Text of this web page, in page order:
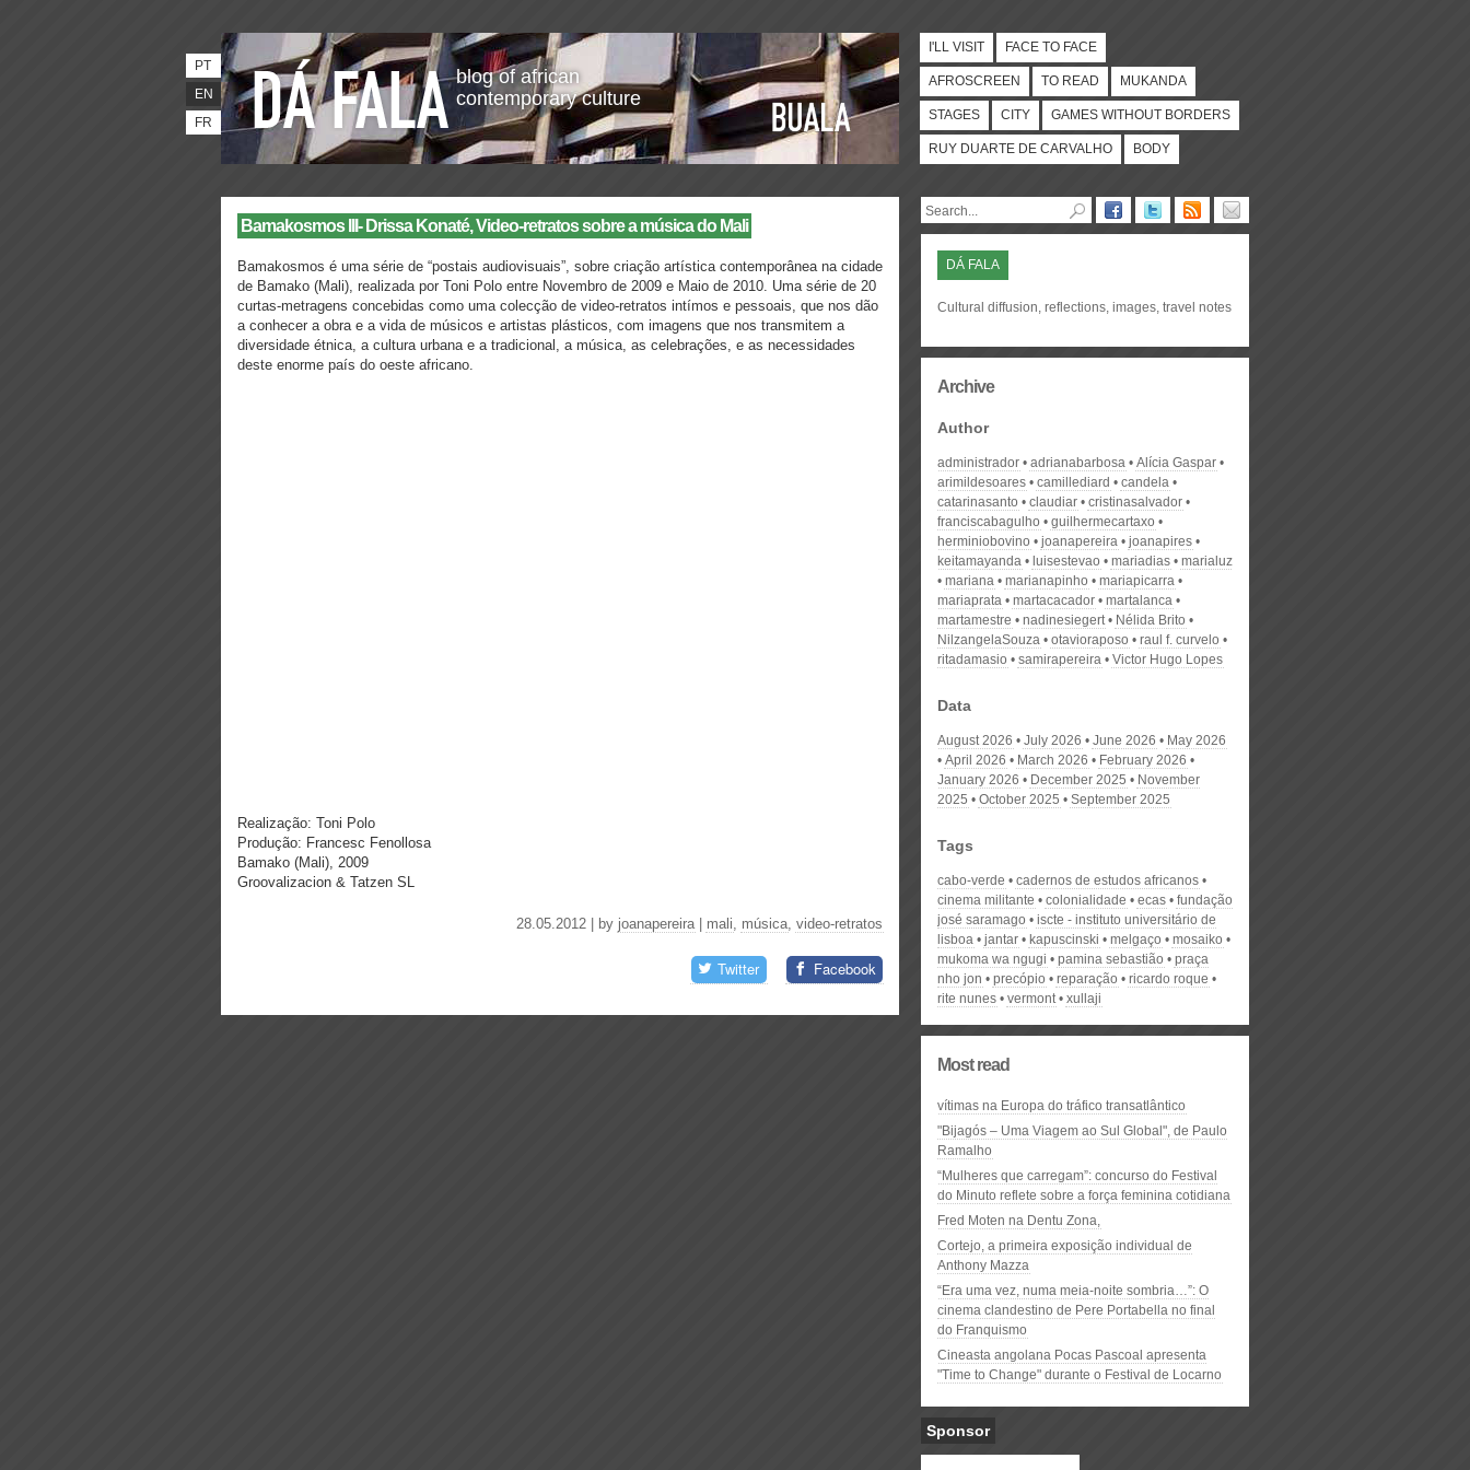
blog of african
contemporary culture
PT
EN
FR
I'LL VISIT FACE TO FACE
AFROSCREEN TO READ MUKANDA
STAGES CITY GAMES WITHOUT BORDERS
RUY DUARTE DE CARVALHO BODY
Bamakosmos III- Drissa Konaté, Video-retratos sobre a música do Mali
Bamakosmos é uma série de “postais audiovisuais”, sobre criação artística contemporânea na cidade
de Bamako (Mali), realizada por Toni Polo entre Novembro de 2009 e Maio de 2010. Uma série de 20
curtas-metragens concebidas como uma colecção de video-retratos intímos e pessoais, que nos dão
a conhecer a obra e a vida de músicos e artistas plásticos, com imagens que nos transmitem a
diversidade étnica, a cultura urbana e a tradicional, a música, as celebrações, e as necessidades
deste enorme país do oeste africano.
Realização: Toni Polo
Produção: Francesc Fenollosa
Bamako (Mali), 2009
Groovalizacion & Tatzen SL
28.05.2012 | by joanapereira| mali, música, video-retratos
Twitter Facebook
DÁ FALA
Cultural diffusion, reflections, images, travel notes
Archive
Author
administrador adrianabarbosa
Alícia Gaspar
arimildesoares
camillediard
candela
catarinasanto
claudiar
cristinasalvador
franciscabagulho
guilhermecartaxo
herminiobovino
joanapereira
joanapires
keitamayanda
luisestevao mariadias
marialuz
mariana
marianapinho
mariapicarra
mariaprata
martacacador
martalanca
martamestre
nadinesiegert
Nélida Brito
NilzangelaSouza
otavioraposo
raul f. curvelo
ritadamasio
samirapereira Victor Hugo Lopes
Data
August 2026 July 2026 June 2026
May 2026
April 2026
March 2026
February 2026
January 2026
December 2025
November
2025
October 2025 September 2025
Tags
cabo-verde
cadernos de estudos africanos
cinema militante
colonialidade ecas
fundação
josé saramago
iscte - instituto universitário de
lisboa
jantar kapuscinski melgaço
mosaiko
mukoma wa ngugi
pamina sebastião
praça
nho jon
precópio reparação
ricardo roque
rite nunes
vermont xullaji
Most read
vítimas na Europa do tráfico transatlântico
"Bijagós – Uma Viagem ao Sul Global", de Paulo
Ramalho
“Mulheres que carregam”: concurso do Festival
do Minuto reflete sobre a força feminina cotidiana
Fred Moten na Dentu Zona,
Cortejo, a primeira exposição individual de
Anthony Mazza
“Era uma vez, numa meia-noite sombria…”: O
cinema clandestino de Pere Portabella no final
do Franquismo
Cineasta angolana Pocas Pascoal apresenta
"Time to Change" durante o Festival de Locarno
Sponsor